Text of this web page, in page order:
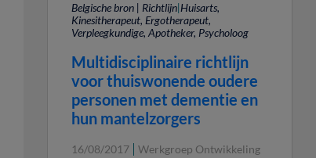
Belgische bron | Richtlijn| Huisarts,
Kinesitherapeut, Ergotherapeut,
Verpleegkundige, Apotheker, Psycholoog
Multidisciplinaire richtlijn
voor thuiswonende oudere
personen met dementie en
hun mantelzorgers
16/08/2017
Werkgroep Ontwikkeling